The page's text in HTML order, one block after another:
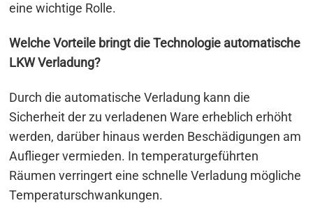
eine wichtige Rolle.
Welche Vorteile bringt die Technologie automatische
LKW Verladung?
Durch die automatische Verladung kann die
Sicherheit der zu verladenen Ware erheblich erhöht
werden, darüber hinaus werden Beschädigungen am
Auflieger vermieden. In temperaturgeführten
Räumen verringert eine schnelle Verladung mögliche
Temperaturschwankungen.